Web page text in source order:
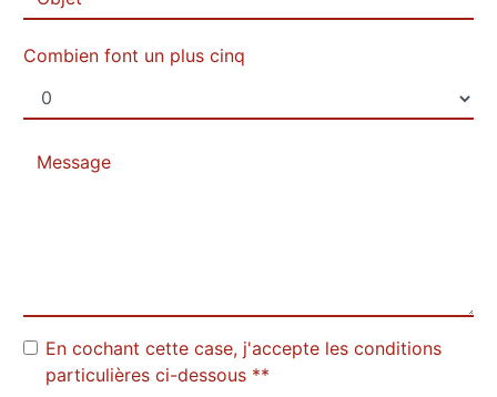
Combien font un plus cinq
En cochant cette case, j'accepte les conditions
particulières ci-dessous **